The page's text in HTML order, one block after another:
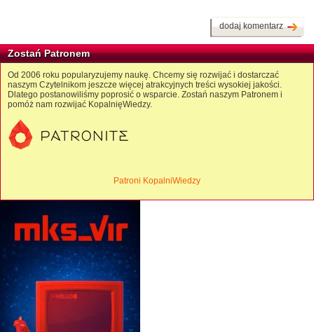
dodaj komentarz
Zostań Patronem
Od 2006 roku popularyzujemy naukę. Chcemy się rozwijać i dostarczać
naszym Czytelnikom jeszcze więcej atrakcyjnych treści wysokiej jakości.
Dlatego postanowiliśmy poprosić o wsparcie. Zostań naszym Patronem i
pomóż nam rozwijać KopalnięWiedzy.
Patroni KopalniWiedzy